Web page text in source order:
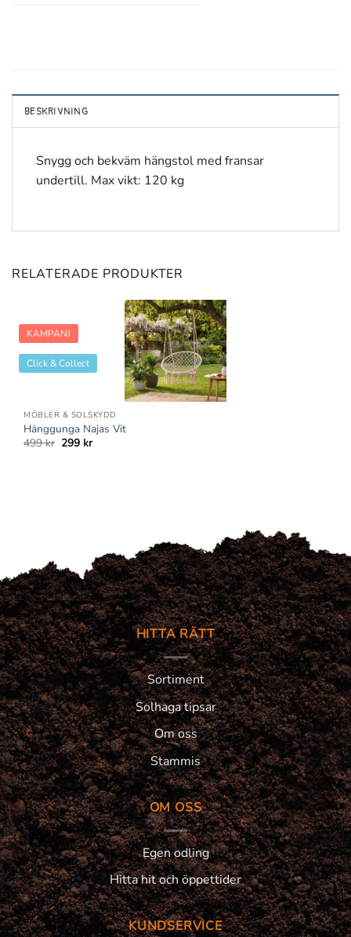
BESKRIVNING
Snygg och bekväm hängstol med fransar
undertill. Max vikt: 120 kg
RELATERADE PRODUKTER
KAMPANJ
Click & Collect
MÖBLER & SOLSKYDD
Hänggunga Najas Vit
499kr Det
299 krDet
HITTA RÄTT
Sortiment
Solhaga tipsar
Om oss
Stammis
OM OSS
Egen odling
Hitta hit och öppettider
KUNDSERVICE